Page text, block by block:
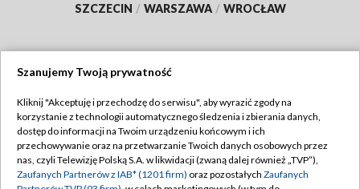
SZCZECIN / WARSZAWA / WROCŁAW
TVP
Abonament TVP
Emisja w TVP
Regulamin TVP
Polityka prywatności
Szanujemy Twoją prywatność
Kliknij "Akceptuję i przechodzę do serwisu", aby wyrazić zgody na
korzystanie z technologii automatycznego śledzenia i zbierania danych,
dostęp do informacji na Twoim urządzeniu końcowym i ich
przechowywanie oraz na przetwarzanie Twoich danych osobowych przez
nas, czyli Telewizję Polską S.A. w likwidacji (zwaną dalej również „TVP”),
Zaufanych Partnerów z IAB* (1201 firm) oraz pozostałych Zaufanych